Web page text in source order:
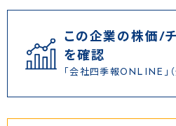
この企業の株価/
を確認
「会社四季報ONLINE」（